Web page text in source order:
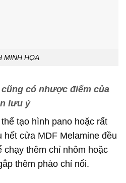
MINH HỌA
có nhược điểm của
lưu ý
tạo hình pano hoặc rất
hết cửa MDF Melamine đều
chạy thêm chỉ nhôm hoặc
thêm phào chỉ nổi.